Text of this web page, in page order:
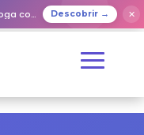
queridos Descobrir → ✕